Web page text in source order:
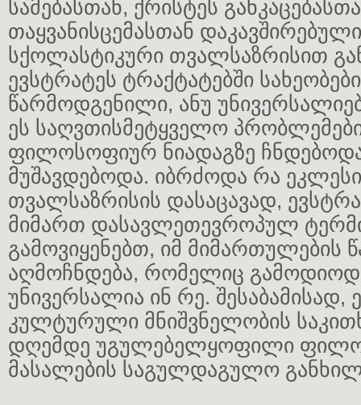
სამებასთან, ქრისტეს
თაყვანისცემასთან
სქოლასტიკური თვალსაზრისით
ევსტრატეს ტრაქტატებში
წარმოდგენილი, ანუ
ეს საღვთისმეტყველო პრობლემები
ფილოსოფიურ ნიადაგზე
მუშავდებოდა. იბრძოდა რა
თვალსაზრისის დასაცავად,
მიმართ დასავლეთევროპულ
გამოვიყენებთ, იმ მიმართულების
აღმოჩნდება, რომელიც
უნივერსალია ინ რე. შესაბამისად,
კულტურული მნიშვნელობის
დღემდე უგულებელყოფილი
მასალების საგულდაგულო